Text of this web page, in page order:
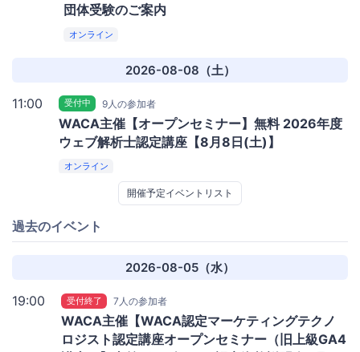
団体受験のご案内
オンライン
2026-08-08（土）
11:00 受付中 9人の参加者
WACA主催【オープンセミナー】無料 2026年度
ウェブ解析士認定講座【8月8日(土)】
オンライン
開催予定イベントリスト
過去のイベント
2026-08-05（水）
19:00 受付終了 7人の参加者
WACA主催【WACA認定マーケティングテクノ
ロジスト認定講座オープンセミナー（旧上級GA4